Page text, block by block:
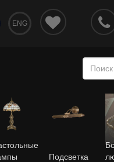
ENG
Подсветка